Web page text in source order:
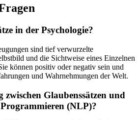
in der Psychologie?
sind tief verwurzelte
und die Sichtweise eines Einzelnen
können positiv oder negativ sein und
und Wahrnehmungen der Welt.
zwischen Glaubenssätzen und
(NLP)?